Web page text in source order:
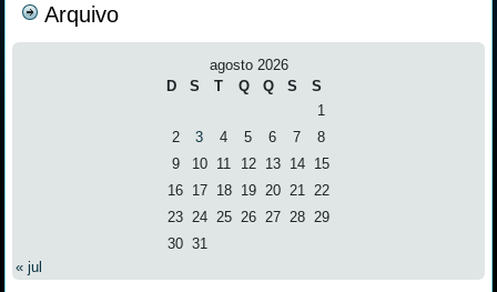
Arquivo
agosto 2026
D
S T Q Q S
S
1
2
3 4 5 6 7
8
9
10 11 12 13 14
15
16 17 18 19 20 21
22
23 24 25 26 27 28
29
30 31
« jul